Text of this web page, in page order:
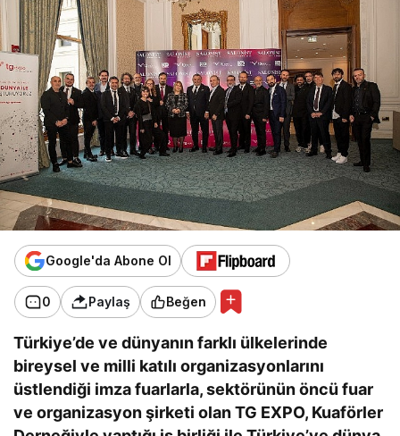
Google'da Abone Ol
0 Paylaş Beğen
Türkiye’de ve dünyanın farklı ülkelerinde
bireysel ve milli katılı organizasyonlarını
üstlendiği imza fuarlarla, sektörünün öncü fuar
ve organizasyon şirketi olan TG EXPO, Kuaförler